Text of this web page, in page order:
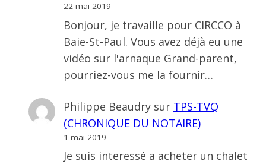
22 mai 2019
Bonjour, je travaille pour CIRCCO à
Baie-St-Paul. Vous avez déjà eu une
vidéo sur l'arnaque Grand-parent,
pourriez-vous me la fournir…
Philippe Beaudrysur TPS-TVQ
(CHRONIQUE DU NOTAIRE)
1 mai 2019
Je suis interessé a acheter un chalet